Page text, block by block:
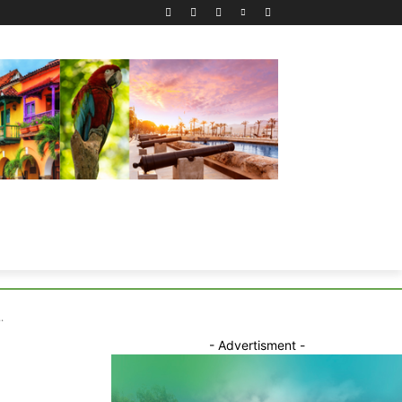
- Advertisment -